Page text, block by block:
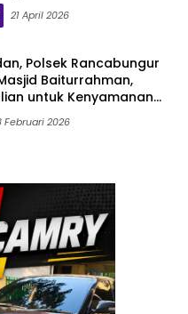
21 April 2026
Polsek Rancabungur
Baiturrahman,
untuk Kenyamanan
Februari 2026